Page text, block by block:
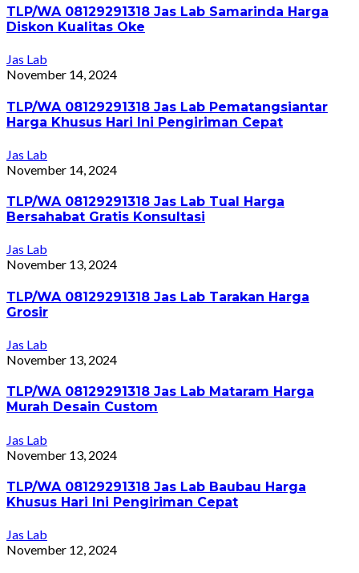
TLP/WA 08129291318 Jas Lab Samarinda Harga
Diskon Kualitas Oke
Jas Lab
November 14, 2024
TLP/WA 08129291318 Jas Lab Pematangsiantar
Harga Khusus Hari Ini Pengiriman Cepat
Jas Lab
November 14, 2024
TLP/WA 08129291318 Jas Lab Tual Harga
Bersahabat Gratis Konsultasi
Jas Lab
November 13, 2024
TLP/WA 08129291318 Jas Lab Tarakan Harga
Grosir
Jas Lab
November 13, 2024
TLP/WA 08129291318 Jas Lab Mataram Harga
Murah Desain Custom
Jas Lab
November 13, 2024
TLP/WA 08129291318 Jas Lab Baubau Harga
Khusus Hari Ini Pengiriman Cepat
Jas Lab
November 12, 2024